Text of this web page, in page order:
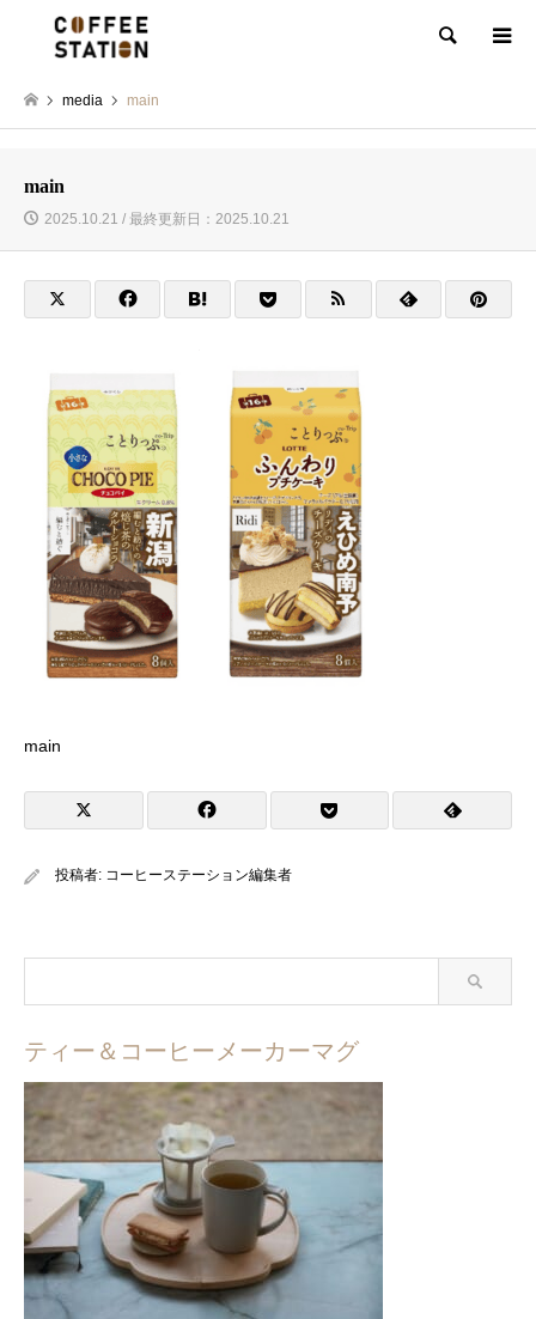
検索
media main
main
2025.10.21 / 最終更新日：2025.10.21
main
投稿者: コーヒーステーション編集者
ティー＆コーヒーメーカーマグ